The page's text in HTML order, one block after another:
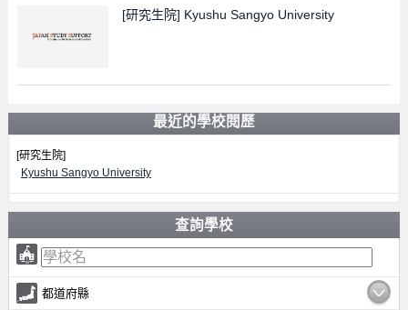
[研究生院] Kyushu Sangyo University
最近的學校閱歷
[研究生院]
Kyushu Sangyo University
查詢學校
都道府縣